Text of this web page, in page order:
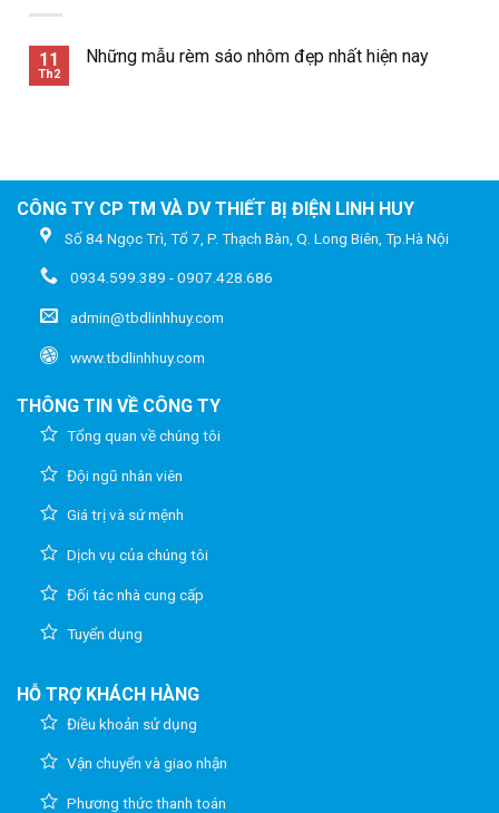
11
Th2
Những mẫu rèm sáo nhôm đẹp nhất hiện nay
CÔNG TY CP TM VÀ DV THIẾT BỊ ĐIỆN LINH HUY
Số 84 Ngọc Trì, Tổ 7, P. Thạch Bàn, Q. Long Biên, Tp.Hà Nội
0934.599.389 - 0907.428.686
admin@tbdlinhhuy.com
www.tbdlinhhuy.com
THÔNG TIN VỀ CÔNG TY
Tổng quan về chúng tôi
Đội ngũ nhân viên
Giá trị và sứ mệnh
Dịch vụ của chúng tôi
Đối tác nhà cung cấp
Tuyển dụng
HỖ TRỢ KHÁCH HÀNG
Điều khoản sử dụng
Vận chuyển và giao nhận
Phương thức thanh toán